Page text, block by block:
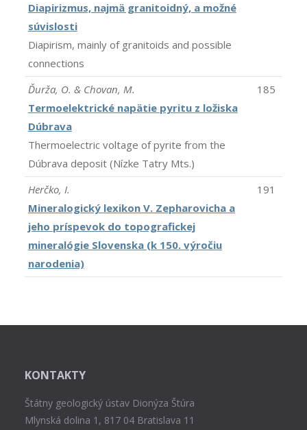
Diapirizmus, najmä granitoidný, a možné
súvislosti
Diapirism, mainly of granitoids and possible
connections
Ďurža, O. & Chovan, M.
Termoelektrické napätie pyritu z ložiska
Dúbrava
Thermoelectric voltage of pyrite from the
Dúbrava deposit (Nízke Tatry Mts.)
185
Herčko, I.
Mineralogický lexikon V. Zepharovicha a
jeho príspevok do topografickej
mineralógie Slovenska (k 150. výročiu
narodenia)
191
KONTAKTY
Štátny geologický ústav Dionýza Štúra
Mlynská dolina 1, 817 04 Bratislava 11